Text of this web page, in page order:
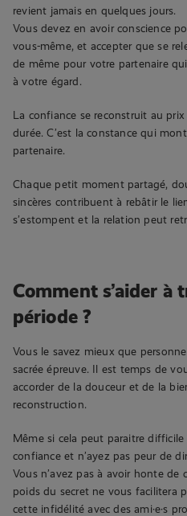
revient jamais en quelques jours.
Vous devez en avoir conscience
vous-même, et accepter que se
de même pour votre partenaire
à votre égard.
La confiance se reconstruit au
durée. C’est la constance qui
partenaire.
Chaque petit moment partagé,
sincères contribuent à rebâtir le
s’estompent et la relation peut
Comment s’aider à
période ?
Vous le savez mieux que
sacrée épreuve. Il est temps de
accorder de la douceur et de la
reconstruction.
Même si cela peut paraitre
confiance et n’ayez pas peur de
Vous n’avez pas à avoir honte de
poids du secret ne vous facilitera
cette infidélité avec des ami·e·s